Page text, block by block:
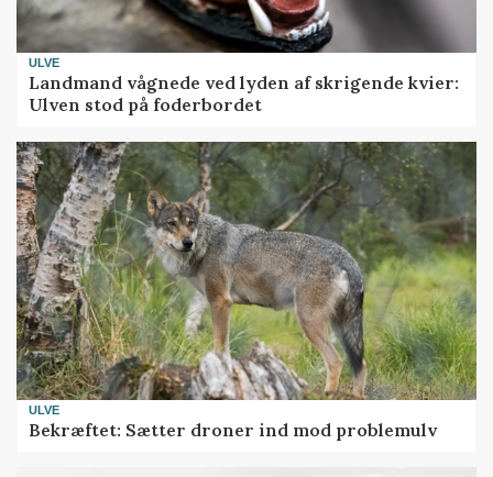
ULVE
Landmand vågnede ved lyden af skrigende kvier:
Ulven stod på foderbordet
ULVE
Bekræftet: Sætter droner ind mod problemulv